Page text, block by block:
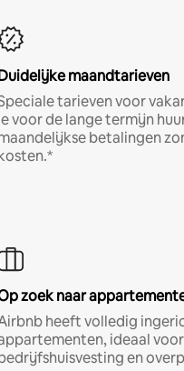
maandtarieven
tarieven voor
voor de lange termijn
betalingen
zoek naar
heeft volledig
ideaal
en